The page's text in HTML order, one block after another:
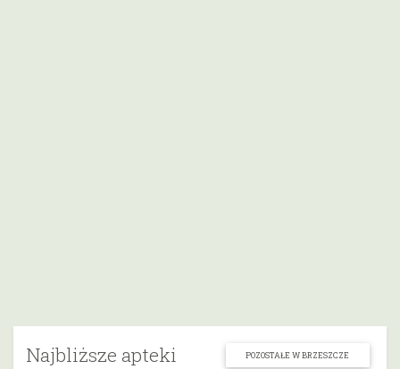
Najbliższe apteki POZOSTAŁE W BRZESZCZE